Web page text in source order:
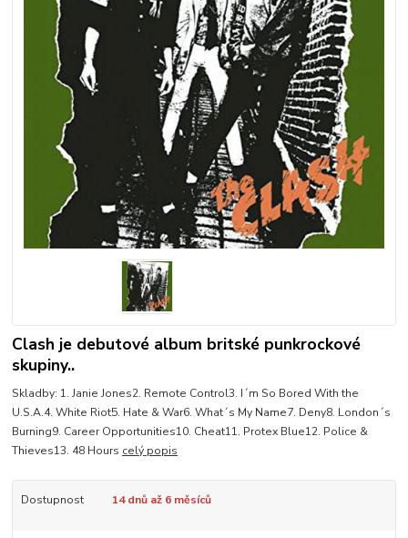
Clash je debutové album britské punkrockové
skupiny..
Skladby: 1. Janie Jones2. Remote Control3. I´m So Bored With the
U.S.A.4. White Riot5. Hate & War6. What´s My Name7. Deny8. London´s
Burning9. Career Opportunities10. Cheat11. Protex Blue12. Police &
Thieves13. 48 Hours celý popis
Dostupnost 14 dnů až 6 měsíců